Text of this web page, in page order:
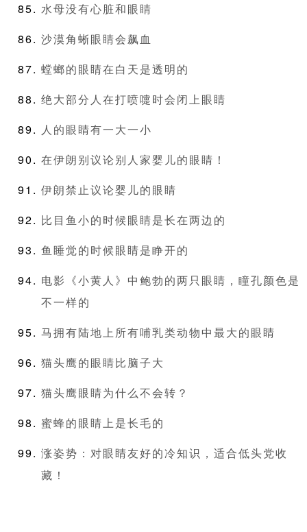
水母没有心脏和眼睛
沙漠角蜥眼睛会飙血
螳螂的眼睛在白天是透明的
绝大部分人在打喷嚏时会闭上眼睛
人的眼睛有一大一小
在伊朗别议论别人家婴儿的眼睛！
伊朗禁止议论婴儿的眼睛
比目鱼小的时候眼睛是长在两边的
鱼睡觉的时候眼睛是睁开的
电影《小黄人》中鲍勃的两只眼睛，瞳孔颜色是
不一样的
马拥有陆地上所有哺乳类动物中最大的眼睛
猫头鹰的眼睛比脑子大
猫头鹰眼睛为什么不会转？
蜜蜂的眼睛上是长毛的
涨姿势：对眼睛友好的冷知识，适合低头党收
藏！